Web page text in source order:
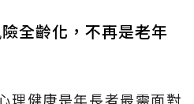
全齡化，不再是老年
理健康是年長者最需面對